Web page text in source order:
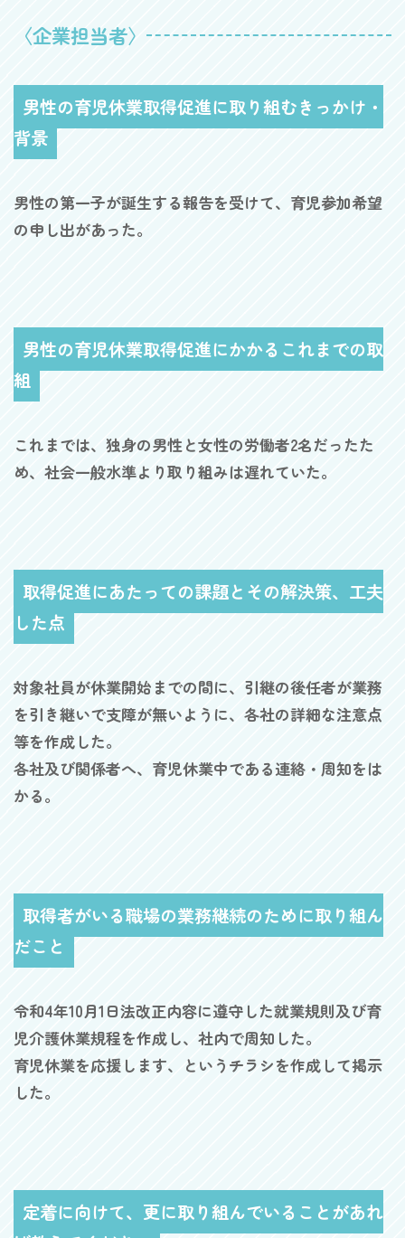
〈企業担当者〉
男性の育児休業取得促進に取り組むきっかけ・
背景
男性の第一子が誕生する報告を受けて、育児参加希望
の申し出があった。
男性の育児休業取得促進にかかるこれまでの取
組
これまでは、独身の男性と女性の労働者2名だったた
め、社会一般水準より取り組みは遅れていた。
取得促進にあたっての課題とその解決策、工夫
した点
対象社員が休業開始までの間に、引継の後任者が業務
を引き継いで支障が無いように、各社の詳細な注意点
等を作成した。
各社及び関係者へ、育児休業中である連絡・周知をは
かる。
取得者がいる職場の業務継続のために取り組ん
だこと
令和4年10月1日法改正内容に遵守した就業規則及び育
児介護休業規程を作成し、社内で周知した。
育児休業を応援します、というチラシを作成して掲示
した。
定着に向けて、更に取り組んでいることがあれ